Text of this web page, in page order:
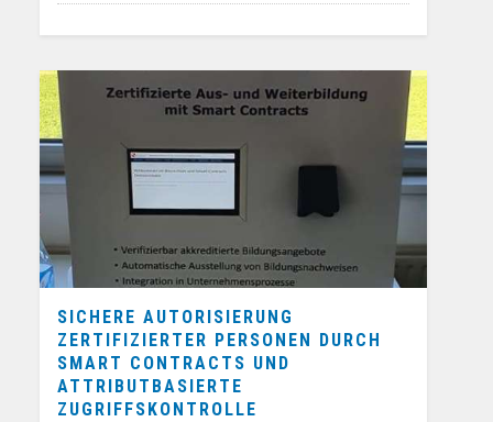
SICHERE AUTORISIERUNG
ZERTIFIZIERTER PERSONEN DURCH
SMART CONTRACTS UND
ATTRIBUTBASIERTE
ZUGRIFFSKONTROLLE